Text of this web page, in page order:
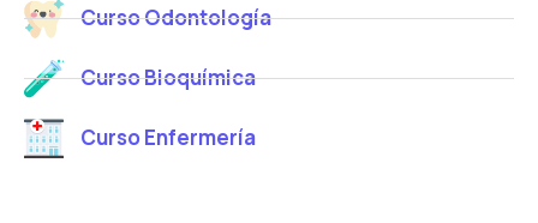
Curso Odontología
Curso Bioquímica
Curso Enfermería